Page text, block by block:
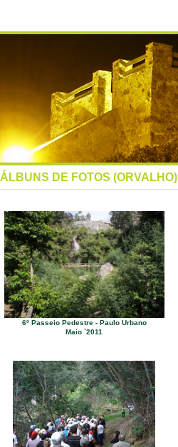
ÁLBUNS DE FOTOS (ORVALHO)
6º Passeio Pedestre - Paulo Urbano
Maio `2011